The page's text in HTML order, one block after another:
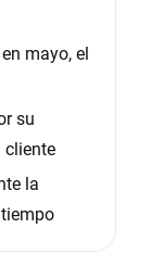
mayo, el
su
cliente
la